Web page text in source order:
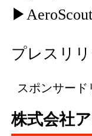
プレスリ
スポンサード
株式会社